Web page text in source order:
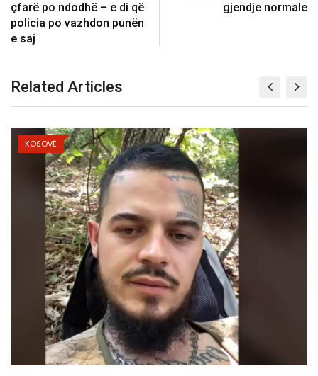
çfarë po ndodhë – e di që
policia po vazhdon punën
e saj
gjendje normale
Related Articles
KOSOVË